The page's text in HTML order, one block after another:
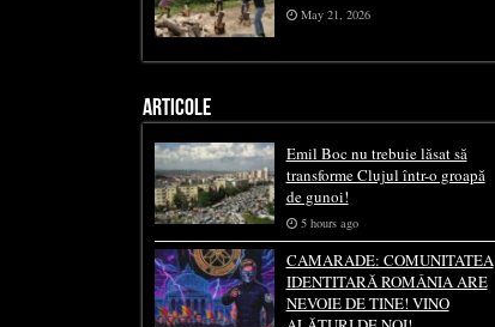
May 21, 2026
ARTICOLE
Emil Boc nu trebuie lăsat să
transforme Clujul într-o groapă
de gunoi!
5 hours ago
CAMARADE: COMUNITATEA
IDENTITARĂ ROMÂNIA ARE
NEVOIE DE TINE! VINO